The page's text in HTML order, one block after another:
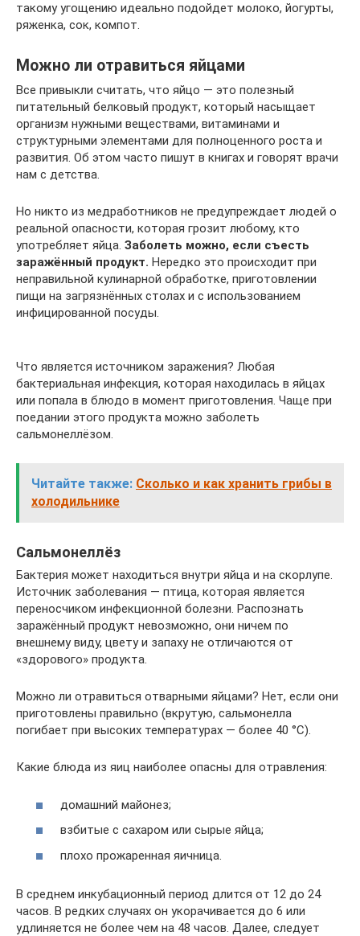
такому угощению идеально подойдет молоко, йогурты,
ряженка, сок, компот.
Можно ли отравиться яйцами
Все привыкли считать, что яйцо — это полезный
питательный белковый продукт, который насыщает
организм нужными веществами, витаминами и
структурными элементами для полноценного роста и
развития. Об этом часто пишут в книгах и говорят врачи
нам с детства.
Но никто из медработников не предупреждает людей о
реальной опасности, которая грозит любому, кто
употребляет яйца. Заболеть можно, если съесть
заражённый продукт. Нередко это происходит при
неправильной кулинарной обработке, приготовлении
пищи на загрязнённых столах и с использованием
инфицированной посуды.
Что является источником заражения? Любая
бактериальная инфекция, которая находилась в яйцах
или попала в блюдо в момент приготовления. Чаще при
поедании этого продукта можно заболеть
сальмонеллёзом.
Читайте также: Сколько и как хранить грибы в
холодильнике
Сальмонеллёз
Бактерия может находиться внутри яйца и на скорлупе.
Источник заболевания — птица, которая является
переносчиком инфекционной болезни. Распознать
заражённый продукт невозможно, они ничем по
внешнему виду, цвету и запаху не отличаются от
«здорового» продукта.
Можно ли отравиться отварными яйцами? Нет, если они
приготовлены правильно (вкрутую, сальмонелла
погибает при высоких температурах — более 40 °C).
Какие блюда из яиц наиболее опасны для отравления:
домашний майонез;
взбитые с сахаром или сырые яйца;
плохо прожаренная яичница.
В среднем инкубационный период длится от 12 до 24
часов. В редких случаях он укорачивается до 6 или
удлиняется не более чем на 48 часов. Далее, следует